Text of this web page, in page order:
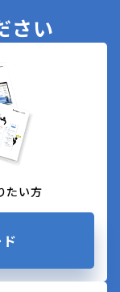
さい
たい方